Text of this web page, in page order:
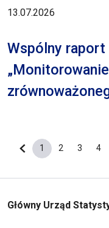
13.07.2026
Wspólny raport
Poprzednia strona
Bieżąca strona
1
Strona
2
Strona
3 4
Główny Urząd